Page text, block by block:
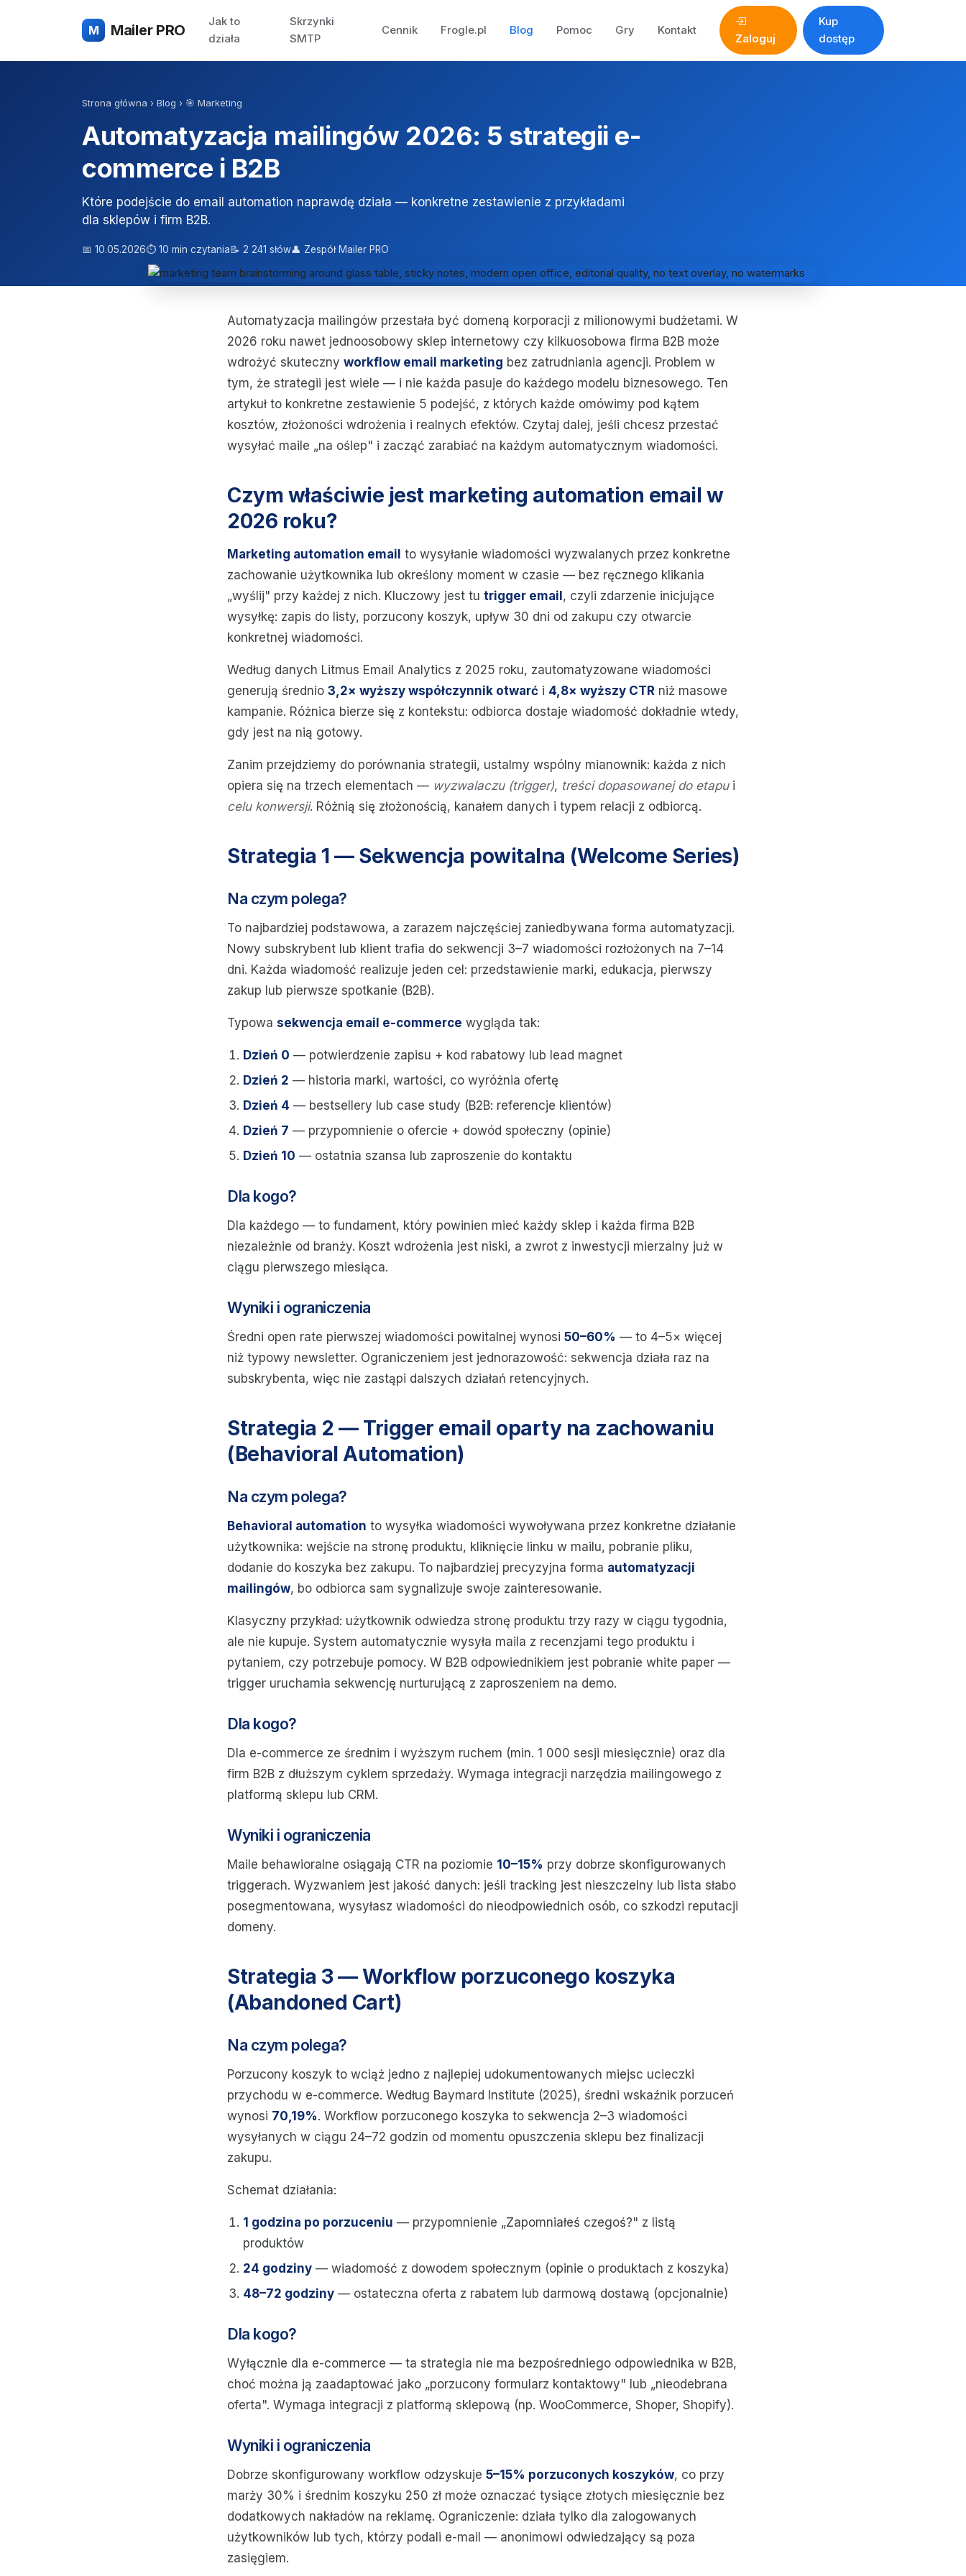
M Mailer PRO
Jak to
działa
Skrzynki
SMTP
Cennik Frogle.pl Blog Pomoc Gry Kontakt
Zaloguj
Kup
dostęp
Strona główna › Blog › 🎯 Marketing
Automatyzacja mailingów 2026: 5 strategii e-
commerce i B2B
Które podejście do email automation naprawdę działa — konkretne zestawienie z przykładami
dla sklepów i firm B2B.
📅 10.05.2026⏱ 10 min czytania📝 2 241 słów👤 Zespół Mailer PRO
Automatyzacja mailingów przestała być domeną korporacji z milionowymi budżetami. W
2026 roku nawet jednoosobowy sklep internetowy czy kilkuosobowa firma B2B może
wdrożyć skuteczny workflow email marketing bez zatrudniania agencji. Problem w
tym, że strategii jest wiele — i nie każda pasuje do każdego modelu biznesowego. Ten
artykuł to konkretne zestawienie 5 podejść, z których każde omówimy pod kątem
kosztów, złożoności wdrożenia i realnych efektów. Czytaj dalej, jeśli chcesz przestać
wysyłać maile „na oślep" i zacząć zarabiać na każdym automatycznym wiadomości.
Czym właściwie jest marketing automation email w
2026 roku?
Marketing automation email to wysyłanie wiadomości wyzwalanych przez konkretne
zachowanie użytkownika lub określony moment w czasie — bez ręcznego klikania
„wyślij" przy każdej z nich. Kluczowy jest tu trigger email , czyli zdarzenie inicjujące
wysyłkę: zapis do listy, porzucony koszyk, upływ 30 dni od zakupu czy otwarcie
konkretnej wiadomości.
Według danych Litmus Email Analytics z 2025 roku, zautomatyzowane wiadomości
generują średnio 3,2× wyższy współczynnik otwarć i 4,8× wyższy CTR niż masowe
kampanie. Różnica bierze się z kontekstu: odbiorca dostaje wiadomość dokładnie wtedy,
gdy jest na nią gotowy.
Zanim przejdziemy do porównania strategii, ustalmy wspólny mianownik: każda z nich
opiera się na trzech elementach — wyzwalaczu (trigger), treści dopasowanej do etapui
celu konwersji. Różnią się złożonością, kanałem danych i typem relacji z odbiorcą.
Strategia 1 — Sekwencja powitalna (Welcome Series)
Na czym polega?
To najbardziej podstawowa, a zarazem najczęściej zaniedbywana forma automatyzacji.
Nowy subskrybent lub klient trafia do sekwencji 3–7 wiadomości rozłożonych na 7–14
dni. Każda wiadomość realizuje jeden cel: przedstawienie marki, edukacja, pierwszy
zakup lub pierwsze spotkanie (B2B).
Typowa sekwencja email e-commerce wygląda tak:
Dzień 0 — potwierdzenie zapisu + kod rabatowy lub lead magnet
Dzień 2 — historia marki, wartości, co wyróżnia ofertę
Dzień 4 — bestsellery lub case study (B2B: referencje klientów)
Dzień 7 — przypomnienie o ofercie + dowód społeczny (opinie)
Dzień 10 — ostatnia szansa lub zaproszenie do kontaktu
Dla kogo?
Dla każdego — to fundament, który powinien mieć każdy sklep i każda firma B2B
niezależnie od branży. Koszt wdrożenia jest niski, a zwrot z inwestycji mierzalny już w
ciągu pierwszego miesiąca.
Wyniki i ograniczenia
Średni open rate pierwszej wiadomości powitalnej wynosi 50–60% — to 4–5× więcej
niż typowy newsletter. Ograniczeniem jest jednorazowość: sekwencja działa raz na
subskrybenta, więc nie zastąpi dalszych działań retencyjnych.
Strategia 2 — Trigger email oparty na zachowaniu
(Behavioral Automation)
Na czym polega?
Behavioral automation to wysyłka wiadomości wywoływana przez konkretne działanie
użytkownika: wejście na stronę produktu, kliknięcie linku w mailu, pobranie pliku,
dodanie do koszyka bez zakupu. To najbardziej precyzyjna forma automatyzacji
mailingów, bo odbiorca sam sygnalizuje swoje zainteresowanie.
Klasyczny przykład: użytkownik odwiedza stronę produktu trzy razy w ciągu tygodnia,
ale nie kupuje. System automatycznie wysyła maila z recenzjami tego produktu i
pytaniem, czy potrzebuje pomocy. W B2B odpowiednikiem jest pobranie white paper —
trigger uruchamia sekwencję nurturującą z zaproszeniem na demo.
Dla kogo?
Dla e-commerce ze średnim i wyższym ruchem (min. 1 000 sesji miesięcznie) oraz dla
firm B2B z dłuższym cyklem sprzedaży. Wymaga integracji narzędzia mailingowego z
platformą sklepu lub CRM.
Wyniki i ograniczenia
Maile behawioralne osiągają CTR na poziomie 10–15% przy dobrze skonfigurowanych
triggerach. Wyzwaniem jest jakość danych: jeśli tracking jest nieszczelny lub lista słabo
posegmentowana, wysyłasz wiadomości do nieodpowiednich osób, co szkodzi reputacji
domeny.
Strategia 3 — Workflow porzuconego koszyka
(Abandoned Cart)
Na czym polega?
Porzucony koszyk to wciąż jedno z najlepiej udokumentowanych miejsc ucieczki
przychodu w e-commerce. Według Baymard Institute (2025), średni wskaźnik porzuceń
wynosi 70,19%. Workflow porzuconego koszyka to sekwencja 2–3 wiadomości
wysyłanych w ciągu 24–72 godzin od momentu opuszczenia sklepu bez finalizacji
zakupu.
Schemat działania:
1 godzina po porzuceniu — przypomnienie „Zapomniałeś czegoś?" z listą
produktów
24 godziny — wiadomość z dowodem społecznym (opinie o produktach z koszyka)
48–72 godziny — ostateczna oferta z rabatem lub darmową dostawą (opcjonalnie)
Dla kogo?
Wyłącznie dla e-commerce — ta strategia nie ma bezpośredniego odpowiednika w B2B,
choć można ją zaadaptować jako „porzucony formularz kontaktowy" lub „nieodebrana
oferta". Wymaga integracji z platformą sklepową (np. WooCommerce, Shoper, Shopify).
Wyniki i ograniczenia
Dobrze skonfigurowany workflow odzyskuje 5–15% porzuconych koszyków, co przy
marży 30% i średnim koszyku 250 zł może oznaczać tysiące złotych miesięcznie bez
dodatkowych nakładów na reklamę. Ograniczenie: działa tylko dla zalogowanych
użytkowników lub tych, którzy podali e-mail — anonimowi odwiedzający są poza
zasięgiem.